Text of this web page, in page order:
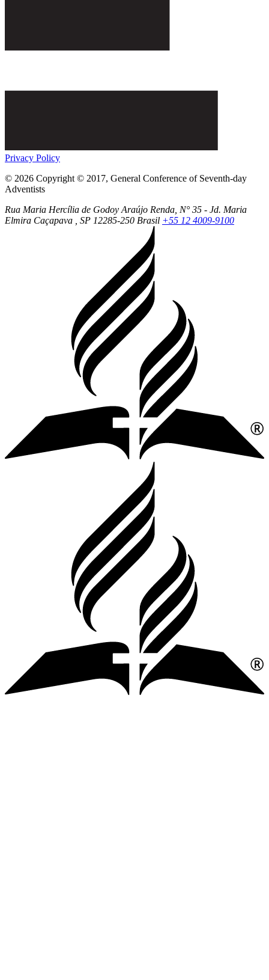
Privacy Policy
© 2026 Copyright © 2017, General Conference of Seventh-day
Adventists
Rua Maria Hercília de Godoy Araújo Renda, N° 35 - Jd. Maria
Elmira Caçapava , SP 12285-250 Brasil +55 12 4009-9100